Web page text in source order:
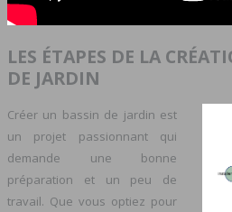
LES ÉTAPES DE LA
DE JARDIN
Créer un bassin de jardin est
un projet passionnant qui
demande une bonne
préparation et un peu de
travail. Que vous optiez pour